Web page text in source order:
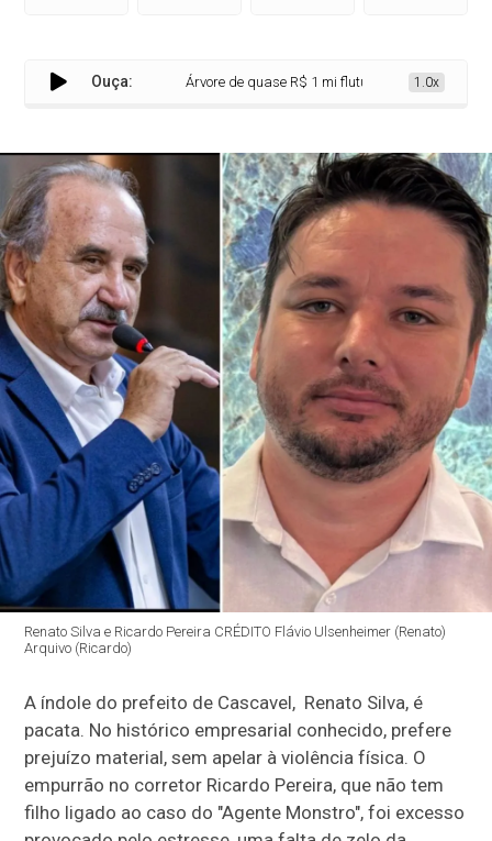
Ouça: Árvore de quase R$ 1 mi flutua no Lago e polemiza
1.0x
Renato Silva e Ricardo Pereira CRÉDITO Flávio Ulsenheimer (Renato)
Arquivo (Ricardo)
A índole do prefeito de Cascavel, Renato Silva, é
pacata. No histórico empresarial conhecido, prefere
prejuízo material, sem apelar à violência física. O
empurrão no corretor Ricardo Pereira, que não tem
filho ligado ao caso do "Agente Monstro", foi excesso